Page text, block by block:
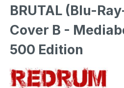
BRUTAL (Blu-
Cover B -
500 Edition